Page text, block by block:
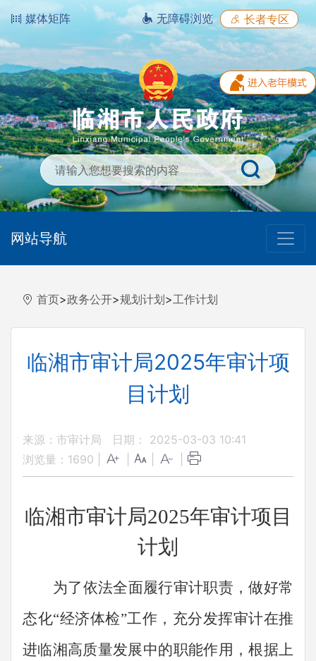
媒体矩阵 无障碍浏览 长者专区
网站导航
首页>政务公开>规划计划>工作计划
临湘市审计局2025年审计项
目计划
来源：市审计局
日期： 2025-03-03 10:41
浏览量： 1690
临湘市审计局2025年审计项目
计划
为了依法全面履行审计职责，做好常
态化“经济体检”工作，充分发挥审计在推
进临湘高质量发展中的职能作用，根据上